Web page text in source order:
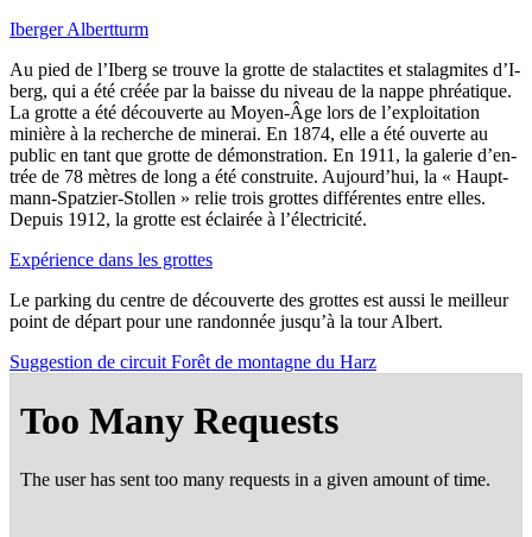
Iber­ger Albertturm
Au pied de l’I­berg se trouve la grotte de sta­lac­tites et sta­lag­mites d’I­
berg, qui a été créée par la baisse du niveau de la nappe phréa­tique.
La grotte a été décou­verte au Moyen-Âge lors de l’ex­ploi­ta­tion
minière à la recherche de mine­rai. En 1874, elle a été ouverte au
public en tant que grotte de démons­tra­tion. En 1911, la gale­rie d’en­
trée de 78 mètres de long a été construite. Aujourd’­hui, la « Haupt­
mann-Spat­zier-Stol­len » relie trois grottes dif­fé­rentes entre elles.
Depuis 1912, la grotte est éclai­rée à l’électricité.
Expé­rience dans les grottes
Le par­king du centre de décou­verte des grottes est aus­si le meilleur
point de départ pour une ran­don­née jus­qu’à la tour Albert.
Sug­ges­tion de cir­cuit Forêt de mon­tagne du Harz